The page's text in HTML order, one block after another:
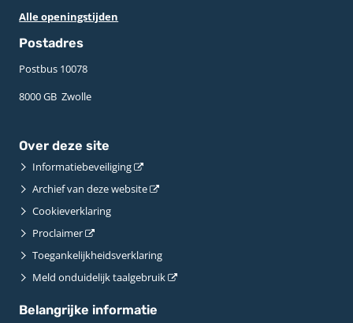
Alle openingstijden
Postadres
Postbus 10078 ­
8000 GB ­ Zwolle
Over deze site
Informatiebeveiliging
Archief van deze website
Cookieverklaring
Proclaimer
Toegankelijkheidsverklaring
Meld onduidelijk taalgebruik
Belangrijke informatie